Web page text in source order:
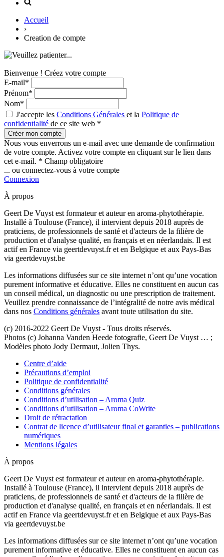
Accueil
›
Creation de compte
Bienvenue ! Créez votre compte
E-mail*
Prénom*
Nom*
J'accepte les Conditions Générales et la Politique de
confidentialité de ce site web *
Créer mon compte
Nous vous enverrons un e-mail avec une demande de confirmation
de votre compte. Activez votre compte en cliquant sur le lien dans
cet e-mail. * Champ obligatoire
... ou connectez-vous à votre compte
Connexion
À propos
Geert De Vuyst est formateur et auteur en aroma-phytothérapie.
Installé à Toulouse (France), il intervient depuis 2018 auprès de
praticiens, de professionnels de santé et d'acteurs de la filière de
production et d'analyse qualité, en français et en néerlandais. Il est
actif en France via geertdevuyst.fr et en Belgique et aux Pays-Bas
via geertdevuyst.be
Les informations diffusées sur ce site internet n’ont qu’une vocation
purement informative et éducative. Elles ne constituent en aucun cas
un conseil médical, un diagnostic ou une prescription de traitement.
Veuillez prendre connaissance de l’intégralité de notre avis médical
dans nos Conditions générales avant toute utilisation du site.
(c) 2016-2022 Geert De Vuyst - Tous droits réservés.
Photos (c) Johanna Vanden Heede fotografie, Geert De Vuyst … ;
Modèles photo Jody Dermaut, Jolien Thys.
Centre d’aide
Précautions d’emploi
Politique de confidentialité
Conditions générales
Conditions d’utilisation – Aroma Quiz
Conditions d’utilisation – Aroma CoWrite
Droit de rétractation
Contrat de licence d’utilisateur final et garanties – publications
numériques
Mentions légales
À propos
Geert De Vuyst est formateur et auteur en aroma-phytothérapie.
Installé à Toulouse (France), il intervient depuis 2018 auprès de
praticiens, de professionnels de santé et d'acteurs de la filière de
production et d'analyse qualité, en français et en néerlandais. Il est
actif en France via geertdevuyst.fr et en Belgique et aux Pays-Bas
via geertdevuyst.be
Les informations diffusées sur ce site internet n’ont qu’une vocation
purement informative et éducative. Elles ne constituent en aucun cas